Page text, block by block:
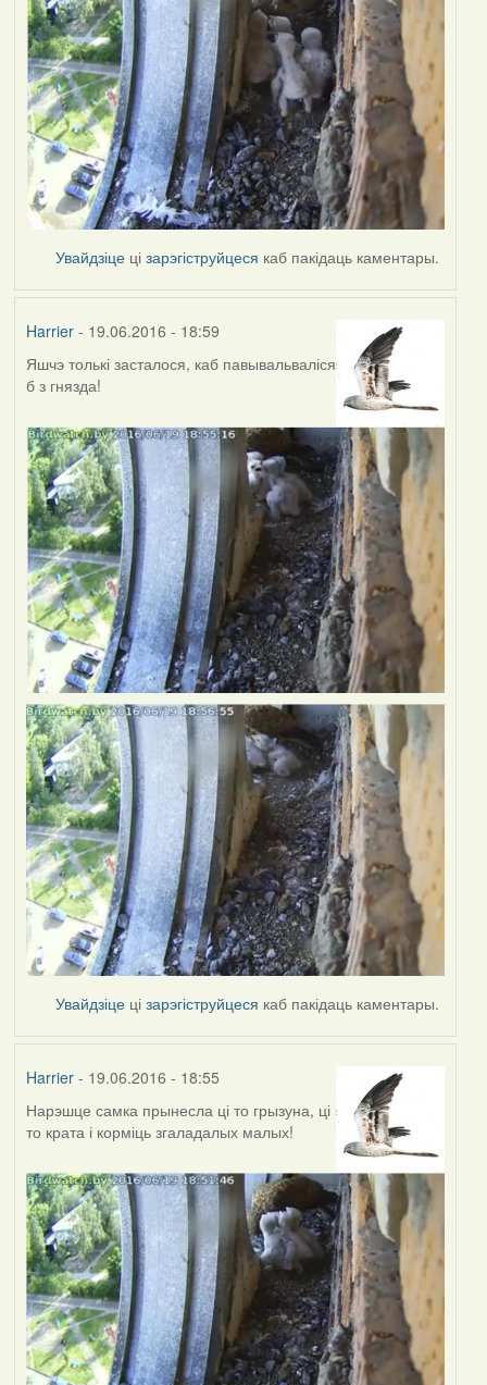
Увайдзіце цізарэгіструйцеся каб пакідаць каментары.
Harrier- 19.06.2016 - 18:59
Яшчэ толькі засталося, каб павывальваліся
б з гнязда!
Увайдзіце цізарэгіструйцеся каб пакідаць каментары.
Harrier- 19.06.2016 - 18:55
Нарэшце самка прынесла ці то грызуна, ці
то крата і корміць згаладалых малых!